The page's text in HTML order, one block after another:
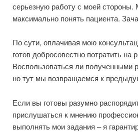
серьезную работу с моей
максимально понять пациента.
По сути, оплачивая мою
готов добросовестно потратить
Воспользоваться ли полученными
но тут мы возвращаемся к
Если вы готовы разумно
прислушаться к мнению
выполнять мои задания – я